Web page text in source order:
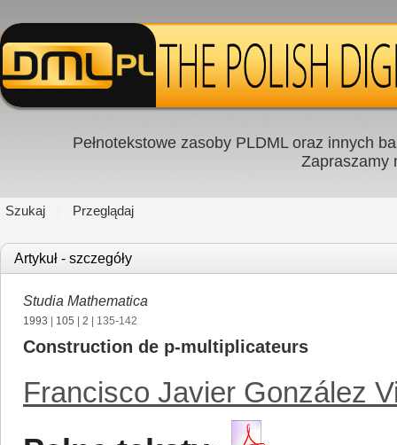
Pełnotekstowe zasoby PLDML oraz innych
Zapraszamy
Szukaj Przeglądaj
Artykuł - szczegóły
Studia Mathematica
1993 105 2 | 135-142
Construction de p-multiplicateurs
Francisco Javier González